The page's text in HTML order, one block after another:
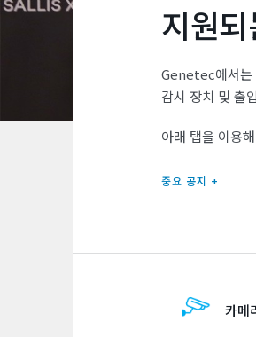
지원
Genetec에서는
감시 장치 및 출
아래 탭을 이용해
중요 공지 +
카메